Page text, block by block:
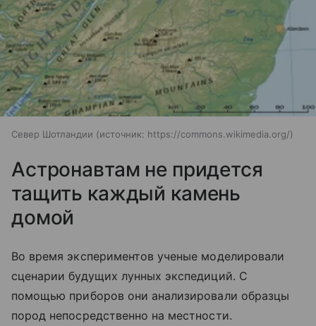
Север Шотландии источник: https://commons.wikimedia.org/
Астронавтам не придется
тащить каждый камень
домой
Во время экспериментов ученые моделировали
сценарии будущих лунных экспедиций. С
помощью приборов они анализировали образцы
пород непосредственно на местности.